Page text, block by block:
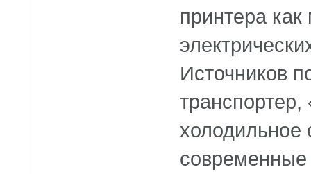
принтера
Источников
холодильное
современные